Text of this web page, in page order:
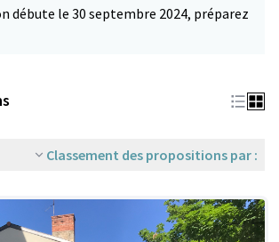
débute le 30 septembre 2024, préparez
Classement des propositions par :